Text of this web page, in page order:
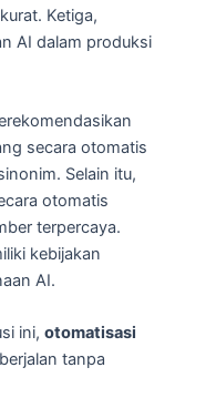
Ketiga,
AI dalam produksi
secara otomatis
Selain itu,
otomatis
terpercaya.
kebijakan
AI.
ini, otomatisasi
tanpa